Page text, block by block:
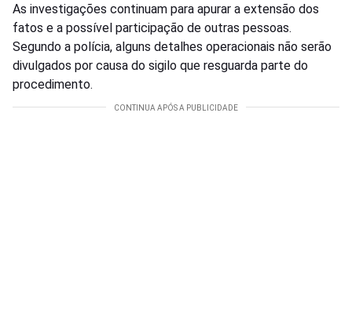
As investigações continuam para apurar a extensão dos
fatos e a possível participação de outras pessoas.
Segundo a polícia, alguns detalhes operacionais não serão
divulgados por causa do sigilo que resguarda parte do
procedimento.